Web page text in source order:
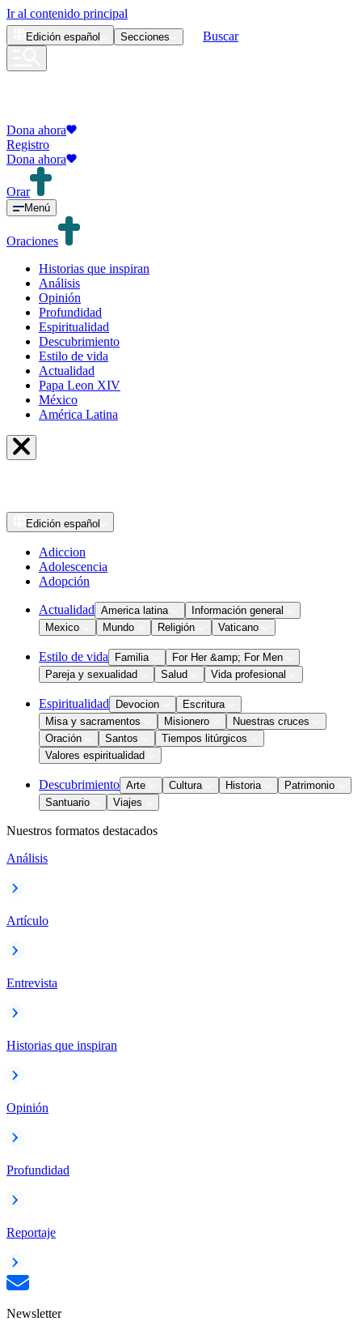
Ir al contenido principal
Edición español Secciones Buscar
Dona ahora
Registro
Dona ahora
Orar
Menú
Oraciones
Historias que inspiran
Análisis
Opinión
Profundidad
Espiritualidad
Descubrimiento
Estilo de vida
Actualidad
Papa Leon XIV
México
América Latina
Edición español
Adiccion
Adolescencia
Adopción
Actualidad America latina
Información general
Mexico
Mundo Religión Vaticano
Estilo de vida Familia
For Her &amp; For Men
Pareja y sexualidad
Salud Vida profesional
Espiritualidad Devocion
Escritura
Misa y sacramentos
Misionero
Nuestras cruces
Oración
Santos
Tiempos litúrgicos
Valores espiritualidad
Descubrimiento Arte Cultura Historia
Patrimonio
Santuario
Viajes
Nuestros formatos destacados
Análisis
Artículo
Entrevista
Historias que inspiran
Opinión
Profundidad
Reportaje
Newsletter